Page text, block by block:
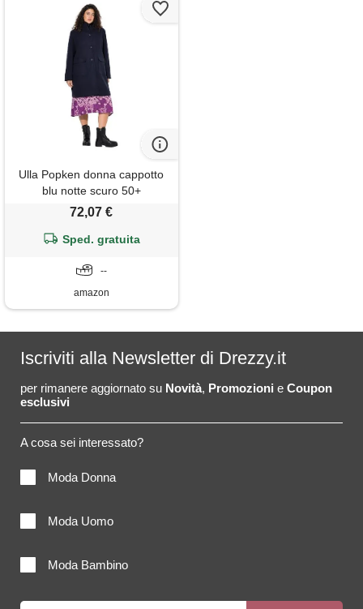
Ulla Popken donna cappotto
blu notte scuro 50+
72,07 €
Sped. gratuita
--
amazon
Iscriviti alla Newsletter di Drezzy.it
per rimanere aggiornato su Novità, Promozioni e Coupon
esclusivi
A cosa sei interessato?
Moda Donna
Moda Uomo
Moda Bambino